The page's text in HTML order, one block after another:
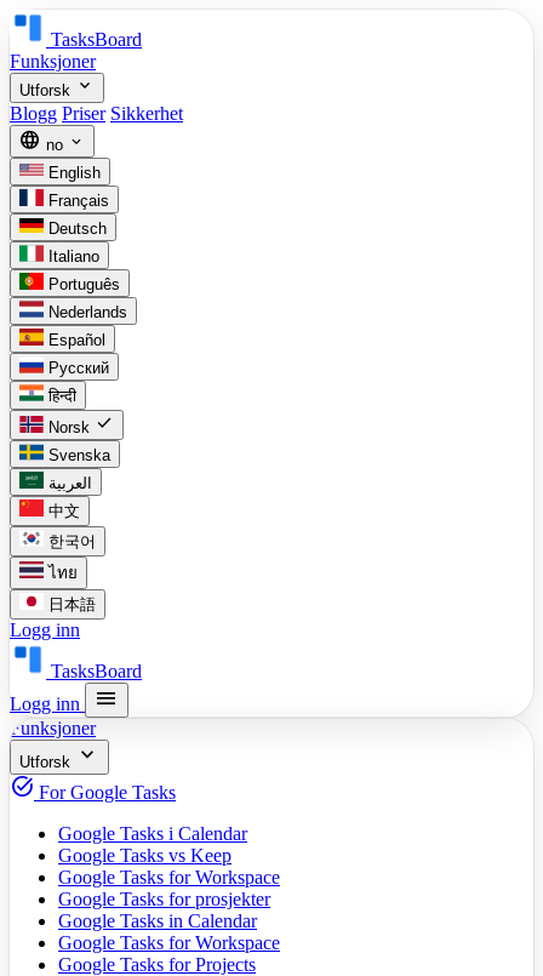
TasksBoard
Funksjoner
Utforsk expand_more
Blogg Priser Sikkerhet
language no expand_more
English
Français
Deutsch
Italiano
Português
Nederlands
Español
Русский
हिन्दी
Norsk check
Svenska
العربية
中文
한국어
ไทย
日本語
Logg inn
TasksBoard
Logg inn
menu
Funksjoner
Utforsk expand_more
task_alt For Google Tasks
Google Tasks i Calendar
Google Tasks vs Keep
Google Tasks for Workspace
Google Tasks for prosjekter
Google Tasks in Calendar
Google Tasks for Workspace
Google Tasks for Projects